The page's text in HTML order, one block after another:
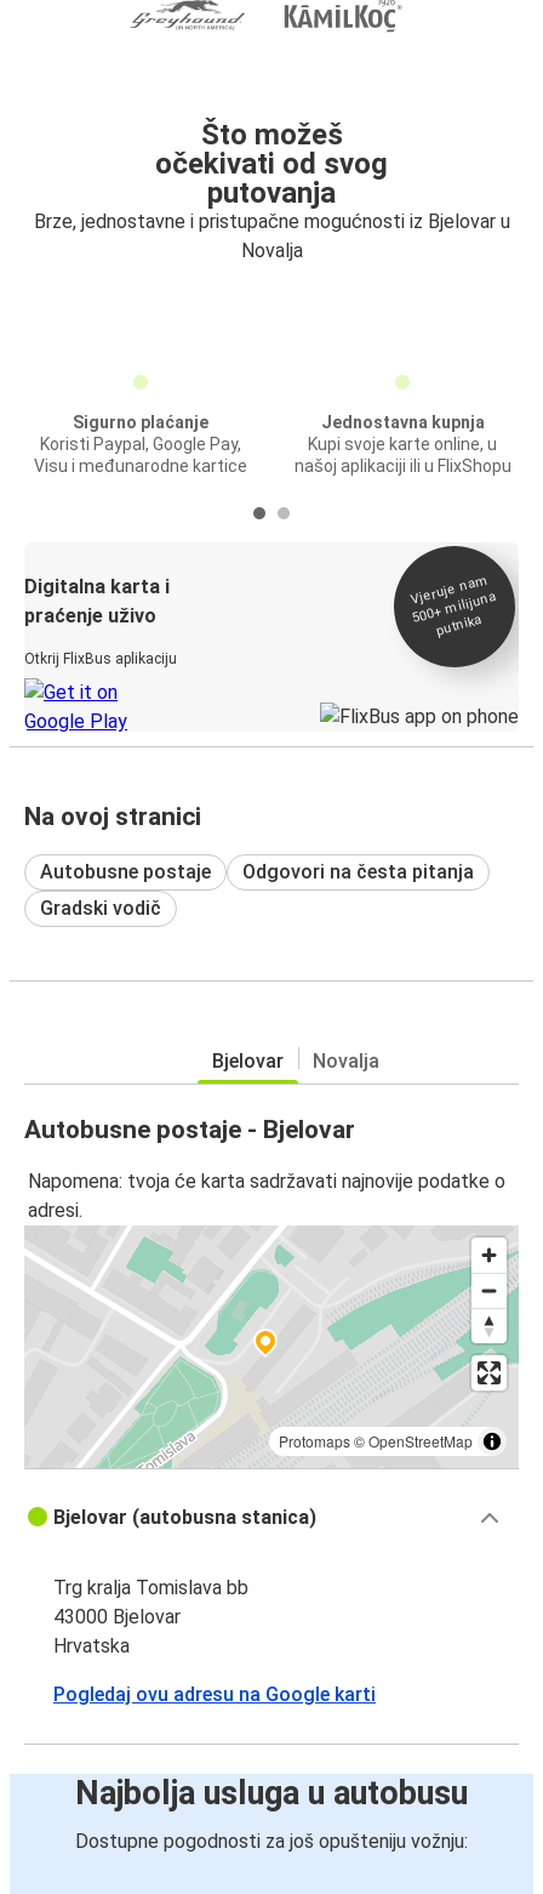
Što možeš
očekivati od svog
putovanja
Brze, jednostavne i pristupačne mogućnosti iz Bjelovar u
Novalja
Sigurno plaćanje
Koristi Paypal, Google Pay,
Visu i međunarodne kartice
Jednostavna kupnja
Kupi svoje karte online, u
našoj aplikaciji ili u FlixShopu
Digitalna karta i
praćenje uživo
Otkrij FlixBus aplikaciju
Vjeruje na
m
500+
milijuna
putnika
Na ovoj stranici
Autobusne postaje
Odgovori na česta pitanja
Gradski vodič
Bjelovar Novalja
Autobusne postaje - Bjelovar
Napomena: tvoja će karta sadržavati najnovije podatke o
adresi.
Protomaps©OpenStreetMap
Bjelovar (autobusna stanica)
Trg kralja Tomislava bb
43000 Bjelovar
Hrvatska
Pogledaj ovu adresu na Google karti
Najbolja usluga u autobusu
Dostupne pogodnosti za još opušteniju vožnju: